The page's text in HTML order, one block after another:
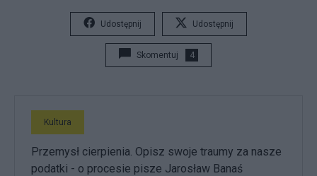
Udostępnij Udostępnij
Skomentuj 4
Kultura
Przemysł cierpienia. Opisz swoje traumy za nasze
podatki - o procesie pisze Jarosław Banaś